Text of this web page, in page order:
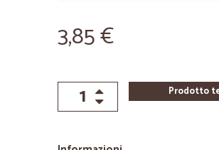
3,85 €
Prodotto